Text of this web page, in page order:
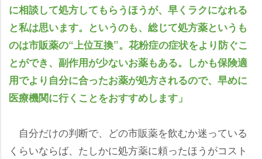
に相談して処方してもらうほうが、早くラクになれる
と私は思います。というのも、総じて処方薬というも
のは市販薬の“上位互換”。花粉症の症状をより防ぐこ
とができ、副作用が少ないお薬もある。しかも保険適
用でより自分に合ったお薬が処方されるので、早めに
医療機関に行くことをおすすめします」
自分だけの判断で、どの市販薬を飲むか迷っている
くらいならば、たしかに処方薬に頼ったほうがコスト